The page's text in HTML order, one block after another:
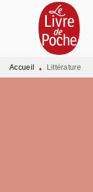
MENU
PIED DE PAGE
Accueil • Littérature